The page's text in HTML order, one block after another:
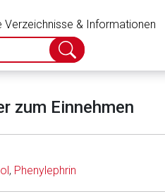
Verzeichnisse & Informationen
Suche
abschicken
zum Einnehmen
, Phenylephrin